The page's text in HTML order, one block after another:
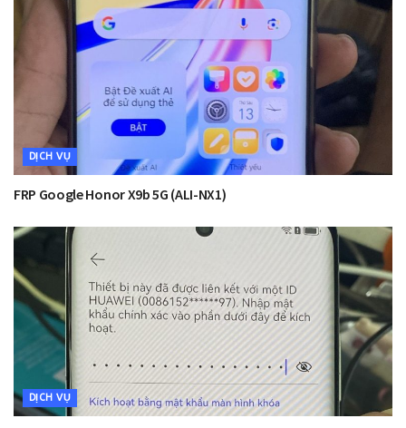
DỊCH VỤ
FRP Google Honor X9b 5G (ALI-NX1)
DỊCH VỤ